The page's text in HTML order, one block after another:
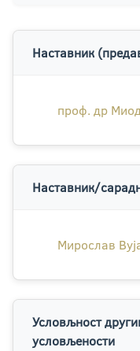
Наставник
проф. др
Наставник/
Мирослав
Условљност
условљености